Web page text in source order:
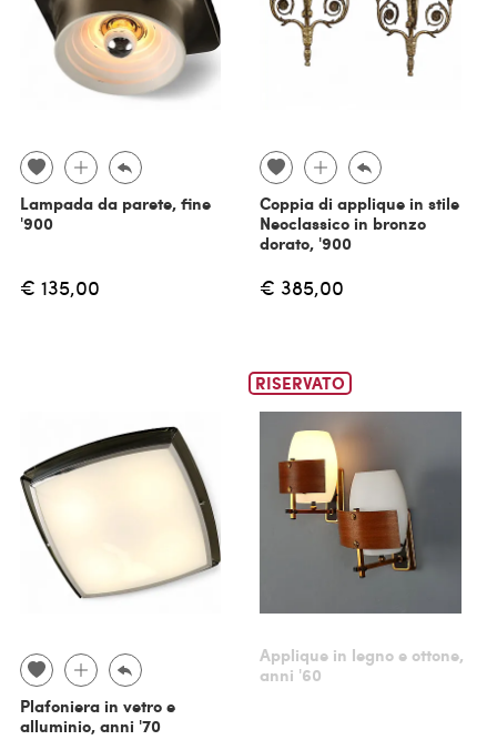
Lampada da parete, fine
'900
€ 135,00
Coppia di applique in stile
Neoclassico in bronzo
dorato, '900
€ 385,00
Plafoniera in vetro e
alluminio, anni '70
RISERVATO
Applique in legno e ottone,
anni '60